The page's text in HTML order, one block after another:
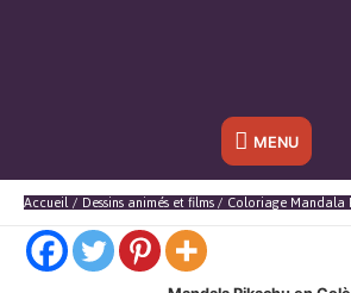
Sous
l'en-
MENU
Accueil Dessins animés et films Coloriage Mandala